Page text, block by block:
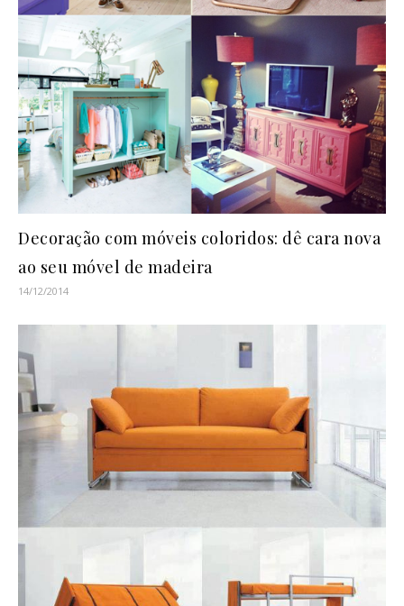
Decoração com móveis coloridos: dê cara nova
ao seu móvel de madeira
14/12/2014